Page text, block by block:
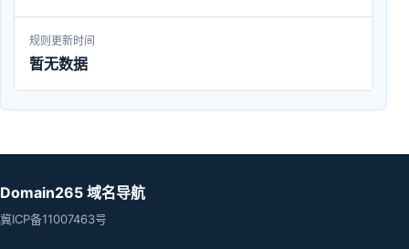
规则更新时间
暂无数据
Domain265 域名导航
冀ICP备11007463号